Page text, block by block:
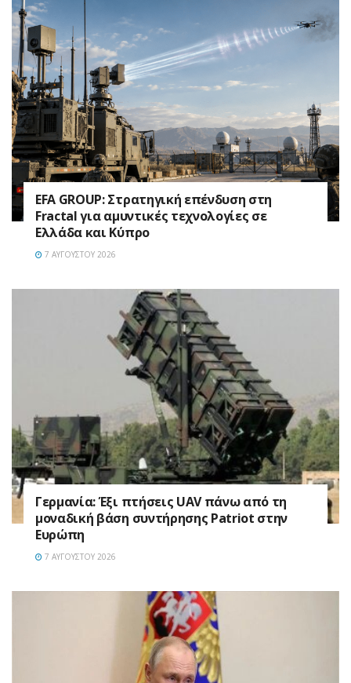
EFA GROUP: Στρατηγική επένδυση στη
Fractal για αμυντικές τεχνολογίες σε
Ελλάδα και Κύπρο
7 ΑΥΓΟΎΣΤΟΥ 2026
Γερμανία: Έξι πτήσεις UAV πάνω από τη
μοναδική βάση συντήρησης Patriot στην
Ευρώπη
7 ΑΥΓΟΎΣΤΟΥ 2026